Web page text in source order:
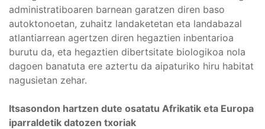
administratiboaren barnean garatzen diren baso
autoktonoetan, zuhaitz landaketetan eta landabazal
atlantiarrean agertzen diren hegaztien inbentarioa
burutu da, eta hegaztien dibertsitate biologikoa nola
dagoen banatuta ere aztertu da aipaturiko hiru habitat
nagusietan zehar.
Itsasondon hartzen dute osatatu Afrikatik eta Europa
iparraldetik datozen txoriak